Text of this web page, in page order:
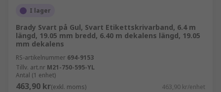
I lager
Brady Svart på Gul, Svart Etikettskrivarband, 6.4 m
längd, 19.05 mm bredd, 6.40 m dekalens längd, 19.05
mm dekalens
RS-artikelnummer 694-9153
Tillv. art.nr M21-750-595-YL
Antal (1 enhet)
463,90 kr(exkl. moms) 463,90 kr/enhet